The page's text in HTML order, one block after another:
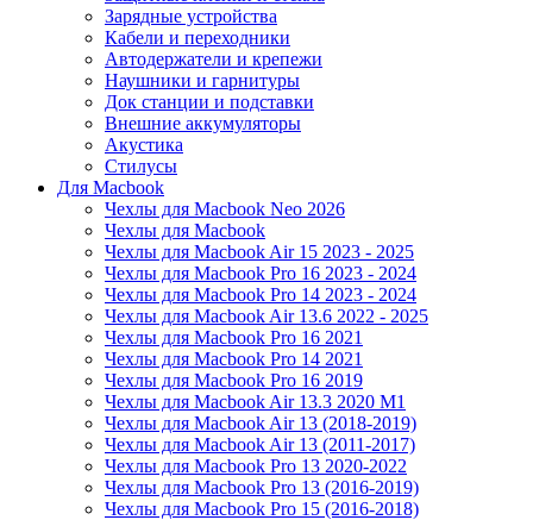
Зарядные устройства
Кабели и переходники
Автодержатели и крепежи
Наушники и гарнитуры
Док станции и подставки
Внешние аккумуляторы
Акустика
Стилусы
Для Macbook
Чехлы для Macbook Neo 2026
Чехлы для Macbook
Чехлы для Macbook Air 15 2023 - 2025
Чехлы для Macbook Pro 16 2023 - 2024
Чехлы для Macbook Pro 14 2023 - 2024
Чехлы для Macbook Air 13.6 2022 - 2025
Чехлы для Macbook Pro 16 2021
Чехлы для Macbook Pro 14 2021
Чехлы для Macbook Pro 16 2019
Чехлы для Macbook Air 13.3 2020 M1
Чехлы для Macbook Air 13 (2018-2019)
Чехлы для Macbook Air 13 (2011-2017)
Чехлы для Macbook Pro 13 2020-2022
Чехлы для Macbook Pro 13 (2016-2019)
Чехлы для Macbook Pro 15 (2016-2018)